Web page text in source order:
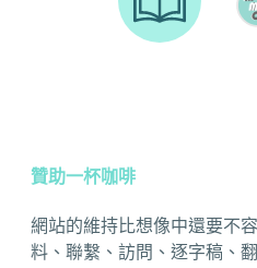
贊助一杯咖啡
網站的維持比想像中還要不
料、聯繫、訪問、逐字稿、